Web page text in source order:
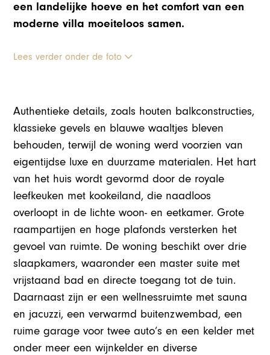
een landelijke hoeve en het comfort van een
moderne villa moeiteloos samen.
Lees verder onder de foto
Authentieke details, zoals houten balkconstructies,
klassieke gevels en blauwe waaltjes bleven
behouden, terwijl de woning werd voorzien van
eigentijdse luxe en duurzame materialen. Het hart
van het huis wordt gevormd door de royale
leefkeuken met kookeiland, die naadloos
overloopt in de lichte woon- en eetkamer. Grote
raampartijen en hoge plafonds versterken het
gevoel van ruimte. De woning beschikt over drie
slaapkamers, waaronder een master suite met
vrijstaand bad en directe toegang tot de tuin.
Daarnaast zijn er een wellnessruimte met sauna
en jacuzzi, een verwarmd buitenzwembad, een
ruime garage voor twee auto’s en een kelder met
onder meer een wijnkelder en diverse